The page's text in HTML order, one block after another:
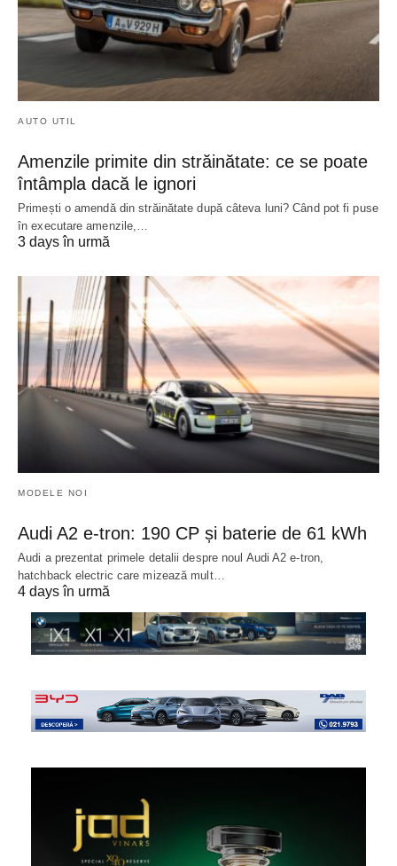
AUTO UTIL
Amenzile primite din străinătate: ce se poate
întâmpla dacă le ignori
Primești o amendă din străinătate după câteva luni? Când pot fi puse
în executare amenzile,…
3 days în urmă
MODELE NOI
Audi A2 e-tron: 190 CP și baterie de 61 kWh
Audi a prezentat primele detalii despre noul Audi A2 e-tron,
hatchback electric care mizează mult…
4 days în urmă